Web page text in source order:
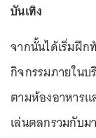
บันเทิง
จากนั้นได้เริ่มฝึก
กิจกรรมภายในบ
ตามห้องอาหารแ
เล่นตลกรวมกับ